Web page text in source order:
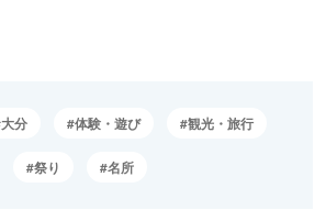
大分 体験・遊び 観光・旅行
祭り 名所